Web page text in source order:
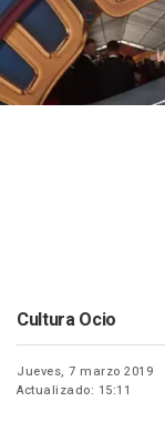
Cultura Ocio
Jueves, 7 marzo 2019
Actualizado: 15:11